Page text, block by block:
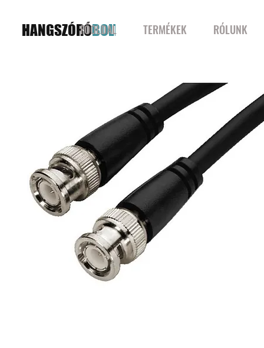
HANGSZÓRÓBOLT
FŐOLDAL TERMÉKEK RÓLUNK